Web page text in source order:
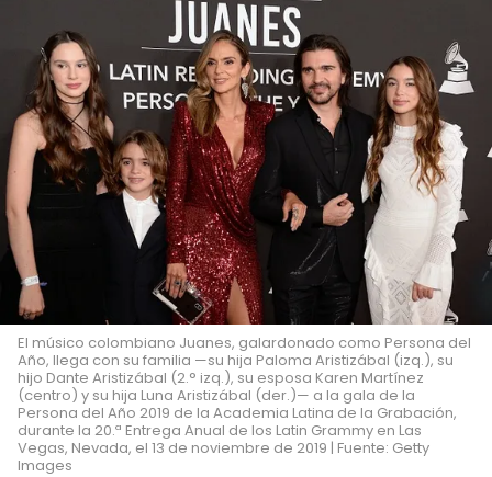
El músico colombiano Juanes, galardonado como Persona del
Año, llega con su familia —su hija Paloma Aristizábal (izq.), su
hijo Dante Aristizábal (2.° izq.), su esposa Karen Martínez
(centro) y su hija Luna Aristizábal (der.)— a la gala de la
Persona del Año 2019 de la Academia Latina de la Grabación,
durante la 20.ª Entrega Anual de los Latin Grammy en Las
Vegas, Nevada, el 13 de noviembre de 2019 | Fuente: Getty
Images